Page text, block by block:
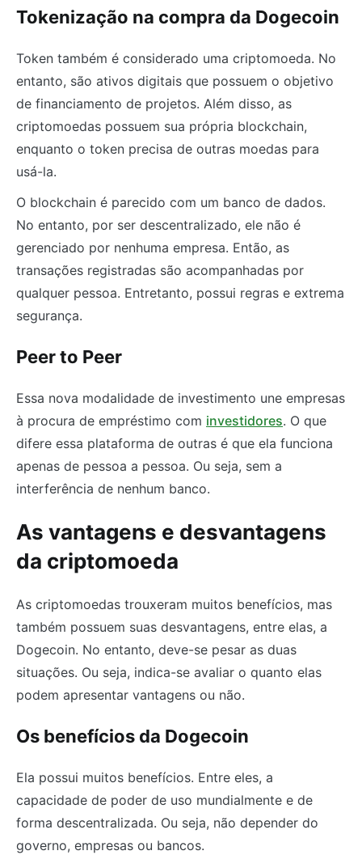
Tokenização na compra da Dogecoin
Token também é considerado uma criptomoeda. No
entanto, são ativos digitais que possuem o objetivo
de financiamento de projetos. Além disso, as
criptomoedas possuem sua própria blockchain,
enquanto o token precisa de outras moedas para
usá-la.
O blockchain é parecido com um banco de dados.
No entanto, por ser descentralizado, ele não é
gerenciado por nenhuma empresa. Então, as
transações registradas são acompanhadas por
qualquer pessoa. Entretanto, possui regras e extrema
segurança.
Peer to Peer
Essa nova modalidade de investimento une empresas
à procura de empréstimo com investidores. O que
difere essa plataforma de outras é que ela funciona
apenas de pessoa a pessoa. Ou seja, sem a
interferência de nenhum banco.
As vantagens e desvantagens
da criptomoeda
As criptomoedas trouxeram muitos benefícios, mas
também possuem suas desvantagens, entre elas, a
Dogecoin. No entanto, deve-se pesar as duas
situações. Ou seja, indica-se avaliar o quanto elas
podem apresentar vantagens ou não.
Os benefícios da Dogecoin
Ela possui muitos benefícios. Entre eles, a
capacidade de poder de uso mundialmente e de
forma descentralizada. Ou seja, não depender do
governo, empresas ou bancos.